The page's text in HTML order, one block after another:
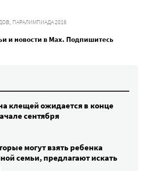
, ПАРАЛИМПИАДА 2016
и новости в Max. Подпишитесь
клещей ожидается в конце
сентября
могут взять ребенка
семьи, предлагают искать